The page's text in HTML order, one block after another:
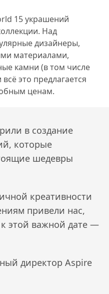
15 украшений
Над
дизайнеры,
материалами,
камни (в том числе
всё это предлагается
ценам.
в создание
которые
шедевры
креативности
привели нас,
этой важной дате —
директор Aspire